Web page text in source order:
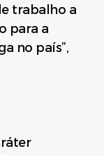
trabalho a
para a
no país”,